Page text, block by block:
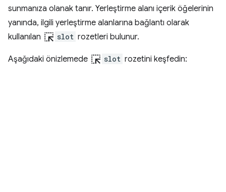
sunmanıza olanak tanır. Yerleştirme alanı içerik öğelerinin
yanında, ilgili yerleştirme alanlarına bağlantı olarak
kullanılan ink_selection slot rozetleri bulunur.
Aşağıdaki önizlemede ink_selection slot rozetini keşfedin: